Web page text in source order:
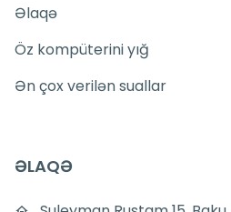
Əlaqə
Öz kompüterini yığ
Ən çox verilən suallar
ƏLAQƏ